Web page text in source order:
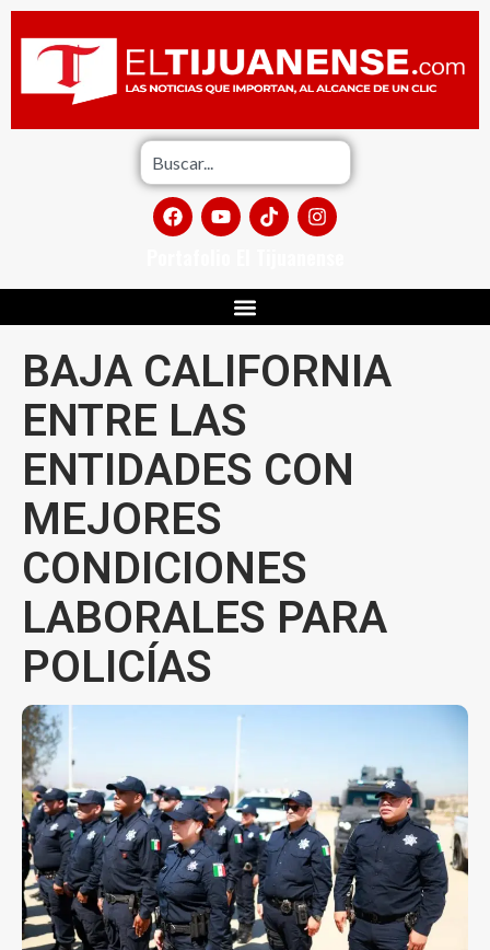
BAJA CALIFORNIA
ENTRE LAS
ENTIDADES CON
MEJORES
CONDICIONES
LABORALES PARA
POLICÍAS